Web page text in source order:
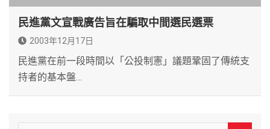
民進黨文宣戰廣告旨在騙取中間選民選票
2003年12月17日
民進黨在前一段時間以「公投制憲」議題鞏固了傳統支
持者的基本盤…